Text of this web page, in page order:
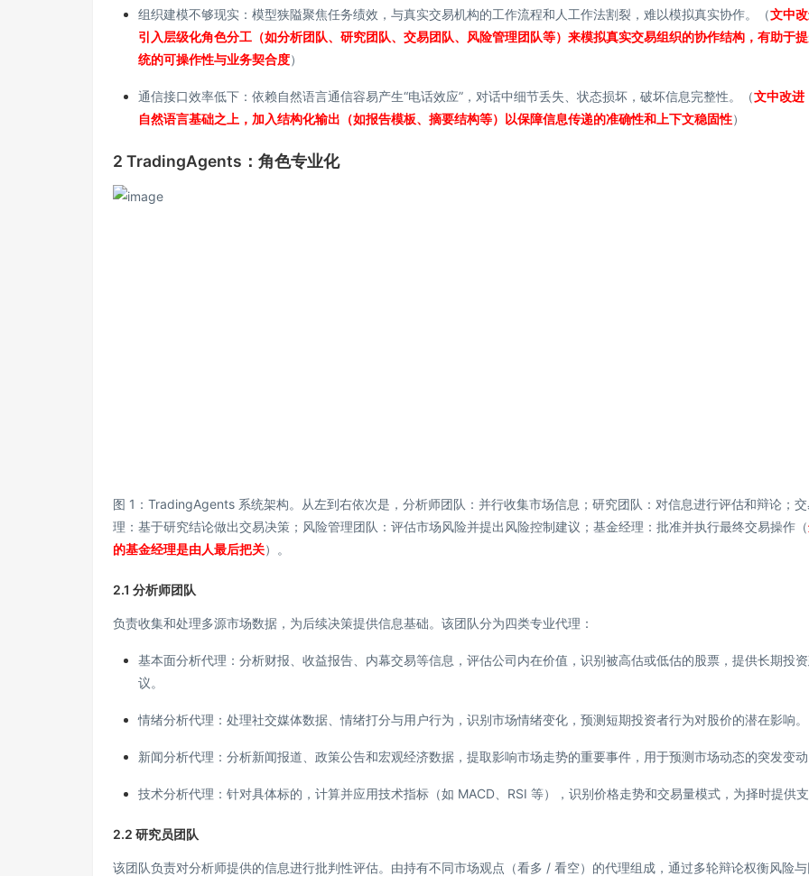
组织建模不够现实：模型狭隘聚焦任务绩效，与真实交易机构的工作流程和人工作法割裂，难以模拟真实协作。（文中
引入层级化角色分工（如分析团队、研究团队、交易团队、风险管理团队等）来模拟真实交易组织的协作结构，有助于
统的可操作性与业务契合度）
通信接口效率低下：依赖自然语言通信容易产生“电话效应”，对话中细节丢失、状态损坏，破坏信息完整性。（文中改进
自然语言基础之上，加入结构化输出（如报告模板、摘要结构等）以保障信息传递的准确性和上下文稳固性）
2 TradingAgents：角色专业化
图 1：TradingAgents 系统架构。从左到右依次是，分析师团队：并行收集市场信息；研究团队：对信息进行评估和辩论；
理：基于研究结论做出交易决策；风险管理团队：评估市场风险并提出风险控制建议；基金经理：批准并执行最终交易操作（
的基金经理是由人最后把关）。
2.1 分析师团队
负责收集和处理多源市场数据，为后续决策提供信息基础。该团队分为四类专业代理：
基本面分析代理：分析财报、收益报告、内幕交易等信息，评估公司内在价值，识别被高估或低估的股票，提供长期投
议。
情绪分析代理：处理社交媒体数据、情绪打分与用户行为，识别市场情绪变化，预测短期投资者行为对股价的潜在影响。
新闻分析代理：分析新闻报道、政策公告和宏观经济数据，提取影响市场走势的重要事件，用于预测市场动态的突发变
技术分析代理：针对具体标的，计算并应用技术指标（如 MACD、RSI 等），识别价格走势和交易量模式，为择时提供
2.2 研究员团队
该团队负责对分析师提供的信息进行批判性评估。由持有不同市场观点（看多 / 看空）的代理组成，通过多轮辩论权衡风险